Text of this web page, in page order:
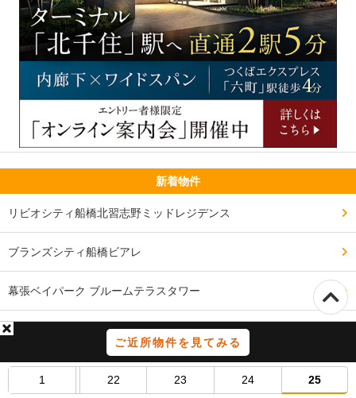
ご近所物件を見てみる
1 22 23 24 25
新着物件
リビオシティ船橋北習志野ミッドレジデンス
ブランズシティ船橋ビアレ
幕張ベイパーク ブルームテラスタワー
西千葉レジデンス アベニュー
バウス西船橋